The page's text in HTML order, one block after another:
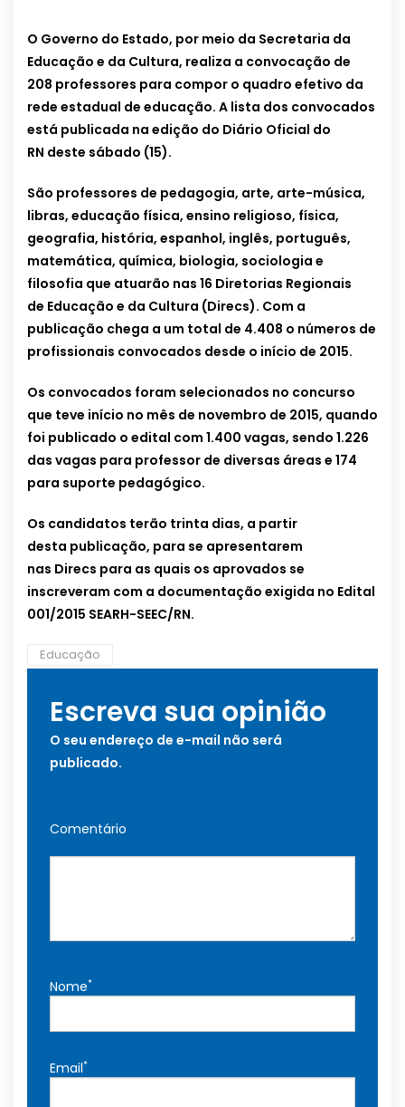
O Governo do Estado, por meio da Secretaria da
Educação e da Cultura, realiza a convocação de
208 professores para compor o quadro efetivo da
rede estadual de educação. A lista dos convocados
está publicada na edição do Diário Oficial do
RN deste sábado (15).
São professores de pedagogia, arte, arte-música,
libras, educação física, ensino religioso, física,
geografia, história, espanhol, inglês, português,
matemática, química, biologia, sociologia e
filosofia que atuarão nas 16 Diretorias Regionais
de Educação e da Cultura (Direcs). Com a
publicação chega a um total de 4.408 o números de
profissionais convocados desde o início de 2015.
Os convocados foram selecionados no concurso
que teve início no mês de novembro de 2015, quando
foi publicado o edital com 1.400 vagas, sendo 1.226
das vagas para professor de diversas áreas e 174
para suporte pedagógico.
Os candidatos terão trinta dias, a partir
desta publicação, para se apresentarem
nas Direcs para as quais os aprovados se
inscreveram com a documentação exigida no Edital
001/2015 SEARH-SEEC/RN.
Educação
Escreva sua opinião
O seu endereço de e-mail não será
publicado.
Comentário
Nome*
Email*